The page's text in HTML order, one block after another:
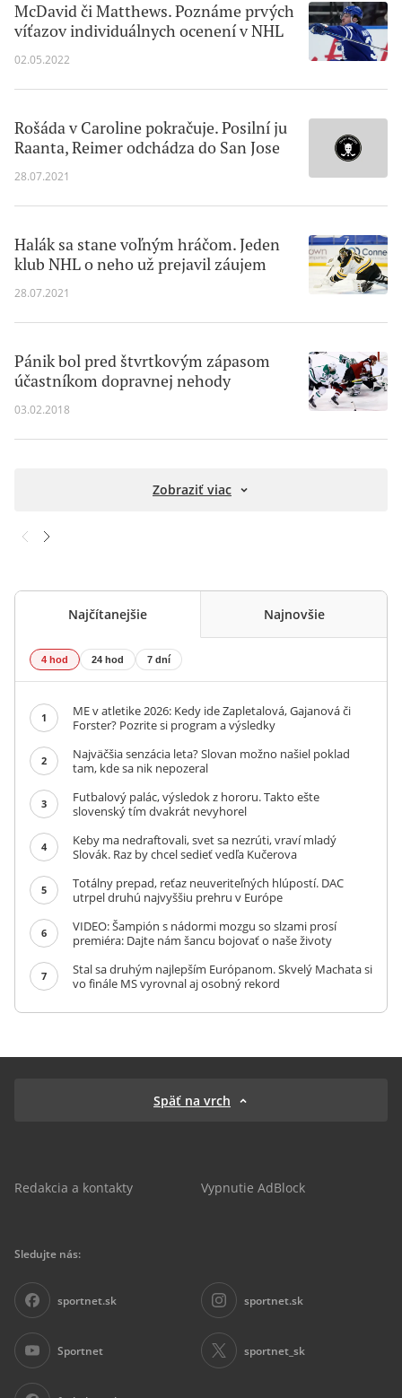
McDavid či Matthews. Poznáme prvých
víťazov individuálnych ocenení v NHL
02.05.2022
Rošáda v Caroline pokračuje. Posilní ju
Raanta, Reimer odchádza do San Jose
28.07.2021
Halák sa stane voľným hráčom. Jeden
klub NHL o neho už prejavil záujem
28.07.2021
Pánik bol pred štvrtkovým zápasom
účastníkom dopravnej nehody
03.02.2018
Zobraziť viac
Najčítanejšie Najnovšie
4 hod 24 hod 7 dní
1
ME v atletike 2026: Kedy ide Zapletalová, Gajanová či
Forster? Pozrite si program a výsledky
2
Najväčšia senzácia leta? Slovan možno našiel poklad
tam, kde sa nik nepozeral
3
Futbalový palác, výsledok z hororu. Takto ešte
slovenský tím dvakrát nevyhorel
4
Keby ma nedraftovali, svet sa nezrúti, vraví mladý
Slovák. Raz by chcel sedieť vedľa Kučerova
5
Totálny prepad, reťaz neuveriteľných hlúpostí. DAC
utrpel druhú najvyššiu prehru v Európe
6
VIDEO: Šampión s nádormi mozgu so slzami prosí
premiéra: Dajte nám šancu bojovať o naše životy
7
Stal sa druhým najlepším Európanom. Skvelý Machata si
vo finále MS vyrovnal aj osobný rekord
Späť na vrch
Redakcia a kontakty Vypnutie AdBlock
Sledujte nás:
sportnet.sk sportnet.sk
Sportnet sportnet_sk